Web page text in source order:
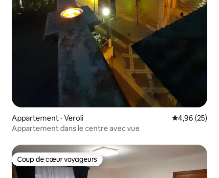
Appartement ⋅ Veroli Évaluation
4,96 (25)
Appartement dans le centre avec vue
Coup de cœur voyageurs
Coup de cœur voyageurs